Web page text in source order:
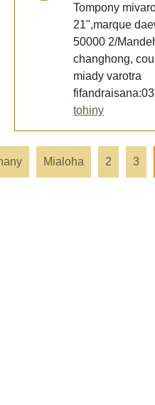
Tompony
21",marque
50000 2/
changhong,
miady varotra
tohiny
Mialoha 2 3